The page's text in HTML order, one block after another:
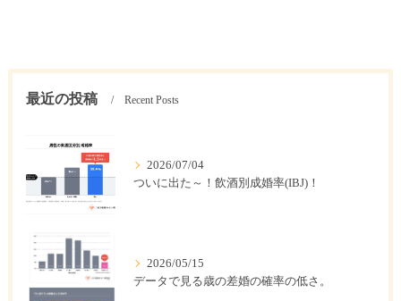
最近の投稿 Recent Posts
2026/07/04
ついに出た～！飲酒別成婚率(IBJ)！
2026/05/15
データで見る歳の差婚の確率の低さ。